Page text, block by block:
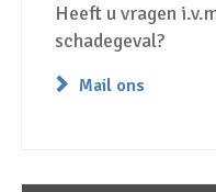
Heeft u vragen
schadegeval?
Mail ons